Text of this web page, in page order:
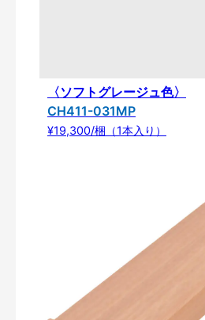
〈ソフトグレージュ色〉
CH411-031MP
¥19,300/梱（1本入り）